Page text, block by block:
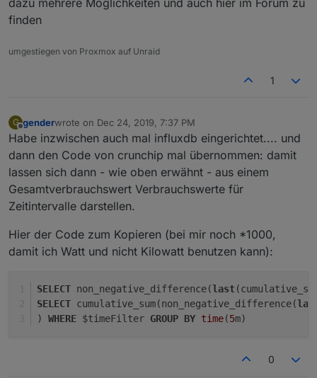
dazu mehrere Möglichkeiten und auch hier im Forum zu
finden
umgestiegen von Proxmox auf Unraid
1
G
Offline
genderwrote on Dec 24, 2019, 7:37 PM
last edited by
Habe inzwischen auch mal influxdb eingerichtet.... und
dann den Code von crunchip mal übernommen: damit
lassen sich dann - wie oben erwähnt - aus einem
Gesamtverbrauchswert Verbrauchswerte für
Zeitintervalle darstellen.
Hier der Code zum Kopieren (bei mir noch *1000,
damit ich Watt und nicht Kilowatt benutzen kann):
SELECT non_negative_difference(last
SELECT cumulative_sum(non_negative_difference(
) WHERE $timeFilter GROUP BY time(5m)
0